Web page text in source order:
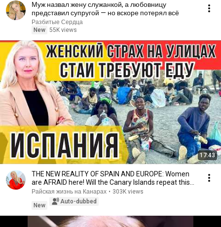
Муж назвал жену служанкой, а любовницу
представил супругой — но вскоре потерял всё
Разбитые Сердца
New 55K views
17:43
THE NEW REALITY OF SPAIN AND EUROPE: Women
are AFRAID here! Will the Canary Islands repeat this
n...
Райская жизнь на Канарах • 303K views
New
Auto-dubbed